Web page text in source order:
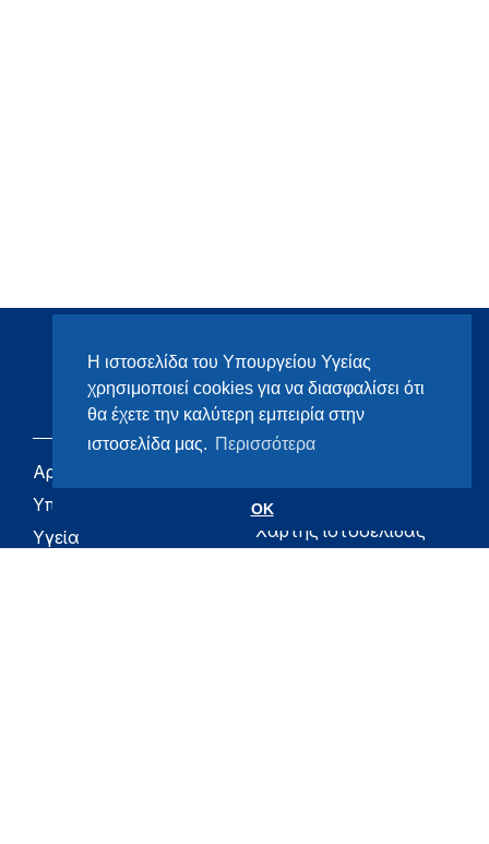
Η ιστοσελίδα του Υπουργείου Υγείας
χρησιμοποιεί cookies για να διασφαλίσει ότι
θα έχετε την καλύτερη εμπειρία στην
ιστοσελίδα μας. Περισσότερα
OK
Αρχική
Υπουργείο
Υγεία
Υγεία
Χάρτης ιστοσελίδας